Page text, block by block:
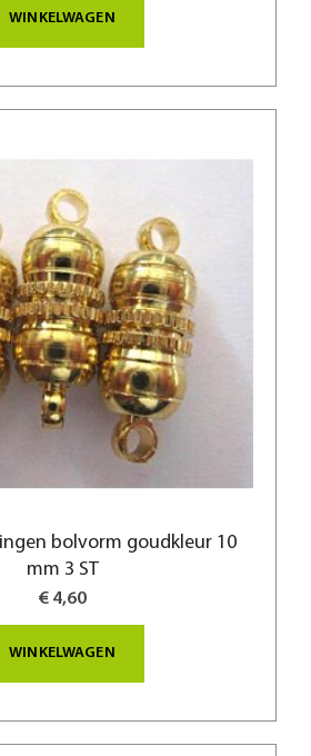
WINKELWAGEN
bolvorm goudkleur 10
mm 3 ST
€ 4,60
WINKELWAGEN